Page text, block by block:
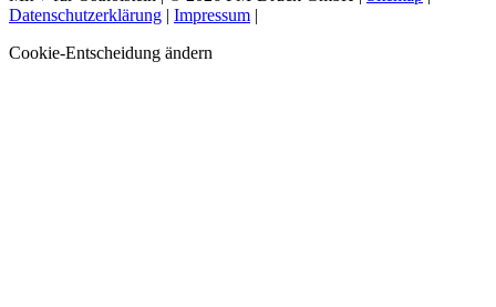
Datenschutzerklärung | Impressum |
Cookie-Entscheidung ändern